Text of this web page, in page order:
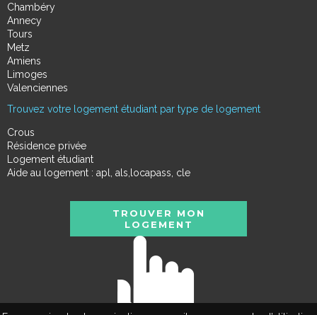
Chambéry
Annecy
Tours
Metz
Amiens
Limoges
Valenciennes
Trouvez votre logement étudiant par type de logement
Crous
Résidence privée
Logement étudiant
Aide au logement : apl, als,locapass, cle
TROUVER MON
LOGEMENT